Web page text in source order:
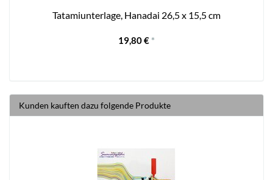
Tatamiunterlage, Hanadai 26,5 x 15,5 cm
19,80 € *
Kunden kauften dazu folgende Produkte